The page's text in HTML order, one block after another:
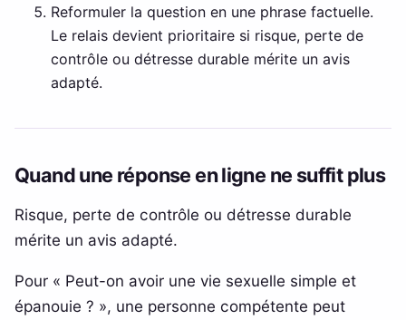
Reformuler la question en une phrase factuelle.
Le relais devient prioritaire si risque, perte de
contrôle ou détresse durable mérite un avis
adapté.
Quand une réponse en ligne ne suffit plus
Risque, perte de contrôle ou détresse durable
mérite un avis adapté.
Pour « Peut-on avoir une vie sexuelle simple et
épanouie ? », une personne compétente peut